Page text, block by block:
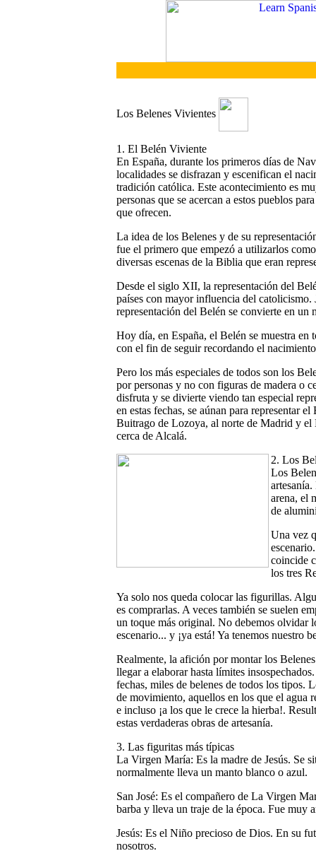
Los Belenes Vivientes
1. El Belén Viviente
En España, durante los primeros días de
localidades se disfrazan y escenifican el
tradición católica. Este acontecimiento es
personas que se acercan a estos pueblos
que ofrecen.
La idea de los Belenes y de su
fue el primero que empezó a utilizarlos
diversas escenas de la Biblia que eran
Desde el siglo XII, la representación del
países con mayor influencia del catolicismo.
representación del Belén se convierte en
Hoy día, en España, el Belén se muestra en
con el fin de seguir recordando el
Pero los más especiales de todos son los
por personas y no con figuras de madera o
disfruta y se divierte viendo tan especial
en estas fechas, se aúnan para representar
Buitrago de Lozoya, al norte de Madrid y el
cerca de Alcalá.
2. Los
Los
arena, el
de
Una vez
coincide
los tres
Ya solo nos queda colocar las figurillas.
es comprarlas. A veces también se suelen
un toque más original. No debemos olvidar
escenario... y ¡ya está! Ya tenemos nuestro
Realmente, la afición por montar los
llegar a elaborar hasta límites
fechas, miles de belenes de todos los tipos.
de movimiento, aquellos en los que el agua
e incluso ¡a los que le crece la hierba!.
estas verdaderas obras de artesanía.
3. Las figuritas más típicas
La Virgen María: Es la madre de Jesús. Se
normalmente lleva un manto blanco o azul.
San José: Es el compañero de La Virgen
barba y lleva un traje de la época. Fue muy
Jesús: Es el Niño precioso de Dios. En su
nosotros.